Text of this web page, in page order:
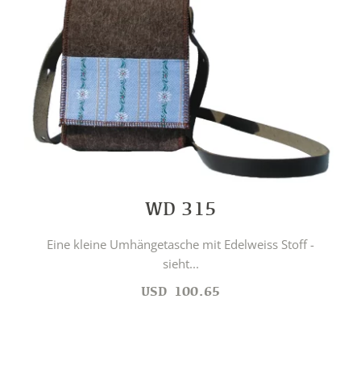
WD 315
Eine kleine Umhängetasche mit Edelweiss Stoff -
sieht...
USD 100.65